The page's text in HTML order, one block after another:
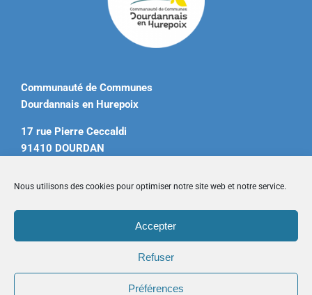
Nous utilisons des cookies pour optimiser notre site web et notre service.
Accepter
Refuser
Préférences
Communauté de Communes
Dourdannais en Hurepoix
17 rue Pierre Ceccaldi
91410 DOURDAN
contact@ccdourdannais.com
Accueil|Plan du site|Mentions légales|Contactez-nous